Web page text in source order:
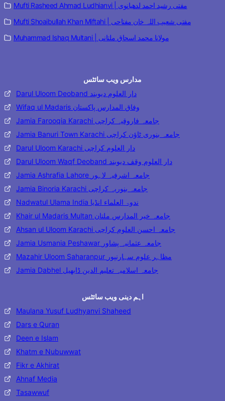
Mufti Rasheed Ahmad Ludhianvi | مفتی رشید احمد لدھیانوی
Mufti Shoaibullah Khan Miftahi | مفتی شعیب اللہ خان مفتاحی
Muhammad Ishaq Multani | مولانا محمد اسحاق ملتانی
مدارس ویب سائٹس
Darul Uloom Deoband دار العلوم دیوبند
Wifaq ul Madaris وفاق المدارس پاکستان
Jamia Farooqia Karachi جامعہ فاروقیہ کراچی
Jamia Banuri Town Karachi جامعہ بنوری ٹاؤن کراچی
Darul Uloom Karachi دار العلوم کراچی
Darul Uloom Waqf Deoband دار العلوم وقف دیوبند
Jamia Ashrafia Lahore جامعہ اشرفیہ لاہور
Jamia Binoria Karachi جامعہ بنوریہ کراچی
Nadwatul Ulama India ندوۃ العلماء انڈیا
Khair ul Madaris Multan جامعہ خیر المدارس ملتان
Ahsan ul Uloom Karachi جامعہ احسن العلوم کراچی
Jamia Usmania Peshawar جامعہ عثمانیہ پشاور
Mazahir Uloom Saharanpur مظاہر علوم سہارنپور
Jamia Dabhel جامعہ اسلامیہ تعلیم الدین ڈابھیل
اہم دینی ویب سائٹس
Maulana Yusuf Ludhyanvi Shaheed
Dars e Quran
Deen e Islam
Khatm e Nubuwwat
Fikr e Akhirat
Ahnaf Media
Tasawwuf